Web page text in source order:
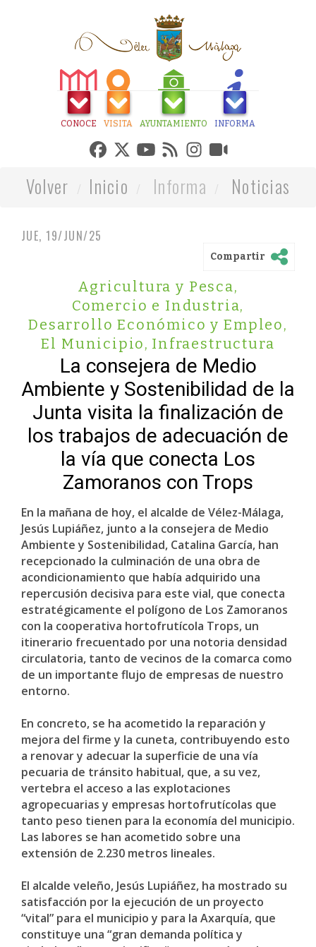
CONOCE VISITA AYUNTAMIENTO INFORMA
Volver Inicio Informa Noticias
JUE, 19/JUN/25
Compartir
Agricultura y Pesca,
Comercio e Industria,
Desarrollo Económico y Empleo,
El Municipio, Infraestructura
La consejera de Medio
Ambiente y Sostenibilidad de la
Junta visita la finalización de
los trabajos de adecuación de
la vía que conecta Los
Zamoranos con Trops
En la mañana de hoy, el alcalde de Vélez-Málaga,
Jesús Lupiáñez, junto a la consejera de Medio
Ambiente y Sostenibilidad, Catalina García, han
recepcionado la culminación de una obra de
acondicionamiento que había adquirido una
repercusión decisiva para este vial, que conecta
estratégicamente el polígono de Los Zamoranos
con la cooperativa hortofrutícola Trops, un
itinerario frecuentado por una notoria densidad
circulatoria, tanto de vecinos de la comarca como
de un importante flujo de empresas de nuestro
entorno.
En concreto, se ha acometido la reparación y
mejora del firme y la cuneta, contribuyendo esto
a renovar y adecuar la superficie de una vía
pecuaria de tránsito habitual, que, a su vez,
vertebra el acceso a las explotaciones
agropecuarias y empresas hortofrutícolas que
tanto peso tienen para la economía del municipio.
Las labores se han acometido sobre una
extensión de 2.230 metros lineales.
El alcalde veleño, Jesús Lupiáñez, ha mostrado su
satisfacción por la ejecución de un proyecto
“vital” para el municipio y para la Axarquía, que
constituye una “gran demanda política y